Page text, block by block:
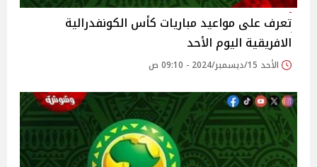
تعرف على مواعيد مباريات كأس الكونفدرالية
الافريقية اليوم الأحد
الأحد 15/ديسمبر/2024 - 09:10 ص